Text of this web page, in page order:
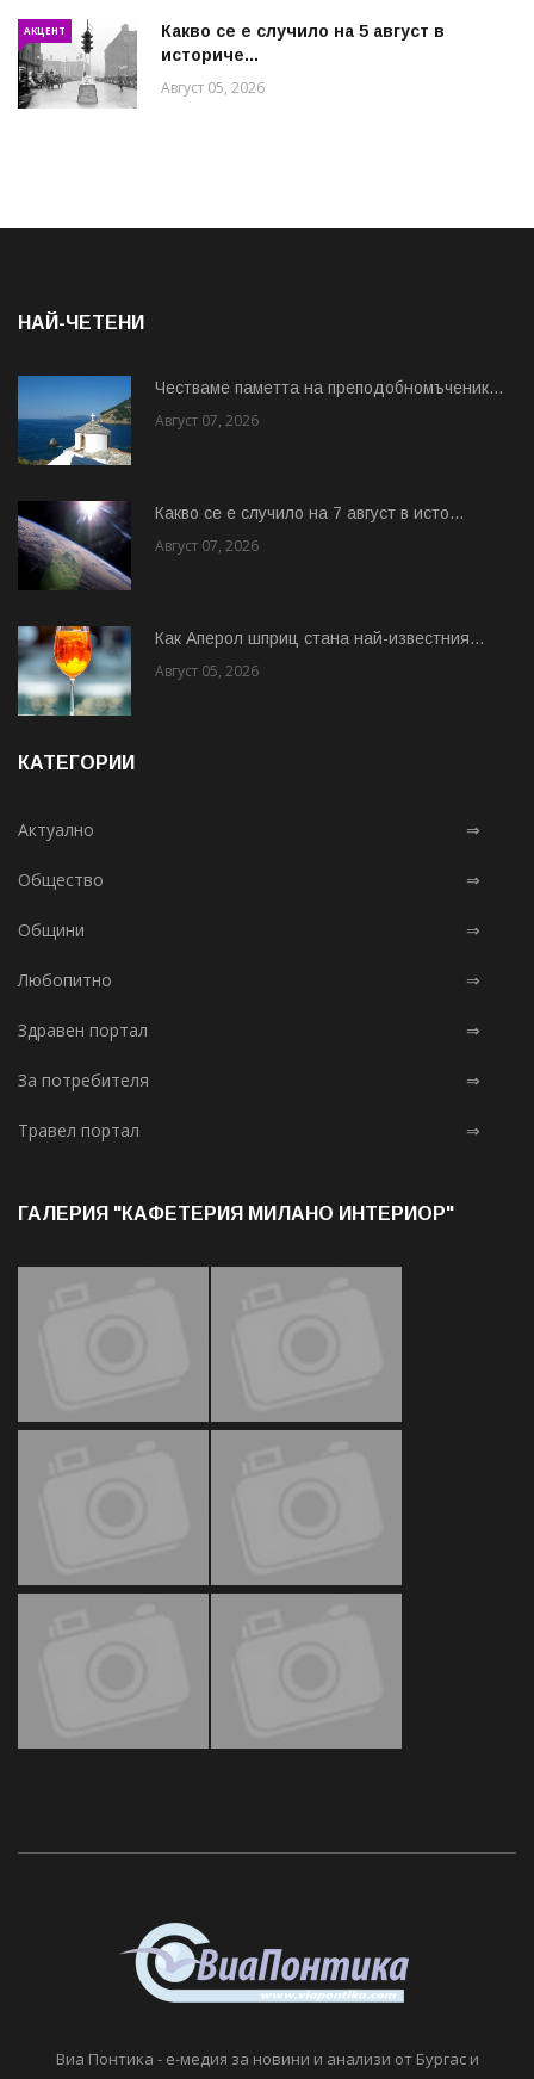
АКЦЕНТ
Какво се е случило на 5 август в
историче...
Август 05, 2026
НАЙ-ЧЕТЕНИ
Честваме паметта на преподобномъченик...
Август 07, 2026
Какво се е случило на 7 август в исто...
Август 07, 2026
Как Аперол шприц стана най-известния...
Август 05, 2026
КАТЕГОРИИ
Актуално ⇒
Общество ⇒
Общини ⇒
Любопитно ⇒
Здравен портал ⇒
За потребителя ⇒
Травел портал ⇒
ГАЛЕРИЯ "КАФЕТЕРИЯ МИЛАНО ИНТЕРИОР"
Виа Понтика - е-медия за новини и анализи от Бургас и